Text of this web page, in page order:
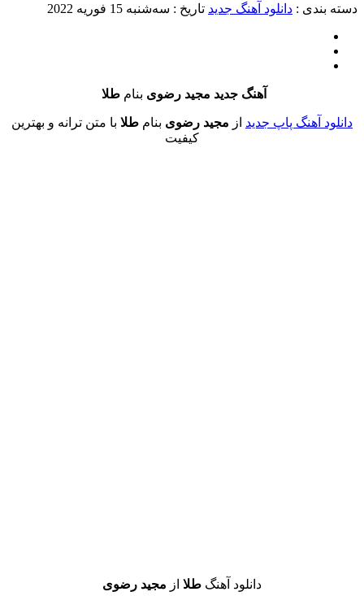
:دانلود آهنگ جدید تاریخ : سه‌شنبه 15 فوریه 2022
آهنگ جدید مجید رضویبنامطلا
آهنگ پاپ جدیداز مجید رضویبنامطلا با متن ترانه و بهترین
دانلود آهنگطلاازمجید رضوی